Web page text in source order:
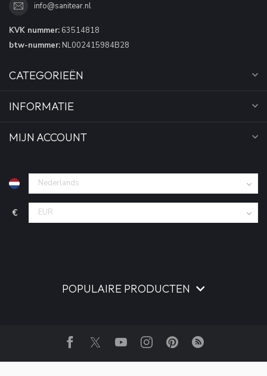
info@sanitear.nl
KVK nummer: 63514818
btw-nummer: NL002415984B28
CATEGORIEËN
INFORMATIE
MIJN ACCOUNT
€
POPULAIRE PRODUCTEN